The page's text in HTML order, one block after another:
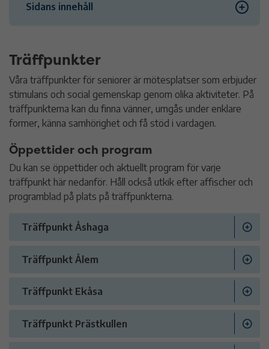
Sidans innehåll
Solgården
Samarbete med frivilliga
Träffpunkter
Våra träffpunkter för seniorer är mötesplatser som erbjuder
stimulans och social gemenskap genom olika aktiviteter. På
träffpunkterna kan du finna vänner, umgås under enklare
former, känna samhörighet och få stöd i vardagen.
Öppettider och program
Du kan se öppettider och aktuellt program för varje
träffpunkt här nedanför. Håll också utkik efter affischer och
programblad på plats på träffpunkterna.
Träffpunkt Åshaga
Träffpunkt Ålem
Träffpunkt Ekåsa
Träffpunkt Prästkullen